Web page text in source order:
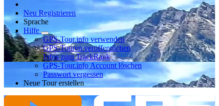
Neu Registrieren
Sprache
Hilfe
GPS-Tour.info verwenden
GPS-Touren veröffentlichen
Infos zum TrackRank
GPS-Tour.info Account löschen
Passwort vergessen
Neue Tour erstellen